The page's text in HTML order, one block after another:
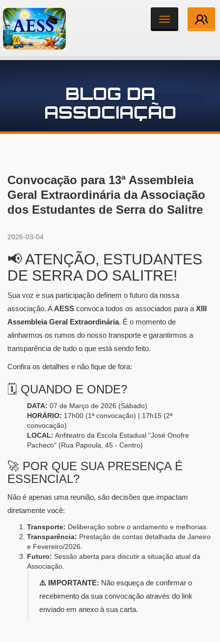
Toggle
navigation
Associados
Notícias
Contato
BLOG DA
ASSOCIAÇÃO
Convocação para 13ª Assembleia
Geral Extraordinária da Associação
dos Estudantes de Serra do Salitre
2026-03-04
​📢 ATENÇÃO, ESTUDANTES
DE SERRA DO SALITRE!
​Sua voz e sua participação definem o futuro da nossa
associação. AAESS convoca todos os associados para a XIII
Assembleia Geral Extraordinária. É o momento de
alinharmos os rumos do nosso transporte e garantirmos a
transparência de tudo o que está sendo feito.
​Confira os detalhes e não fique de fora:
​🗓️ QUANDO E ONDE?
DATA: 07 de Março de 2026 (Sábado)
HORÁRIO: 17h00 (1ª convocação) | 17h15 (2ª
convocação)
LOCAL: Anfiteatro da Escola Estadual "José Onofre
Pacheco" (Rua Papoula, 45 - Centro)
​🚀 POR QUE SUA PRESENÇA É
ESSENCIAL?
​Não é apenas uma reunião, são decisões que impactam
diretamente você:
Transporte: Deliberação sobre o andamento e melhorias.
Transparência: Prestação de contas detalhada de Janeiro
e Fevereiro/2026.
Futuro: Sessão aberta para discutir a situação atual da
Associação.
⚠️ IMPORTANTE: Não esqueça de confirmar o
recebimento da sua convocação através do link
enviado em anexo à sua carta.